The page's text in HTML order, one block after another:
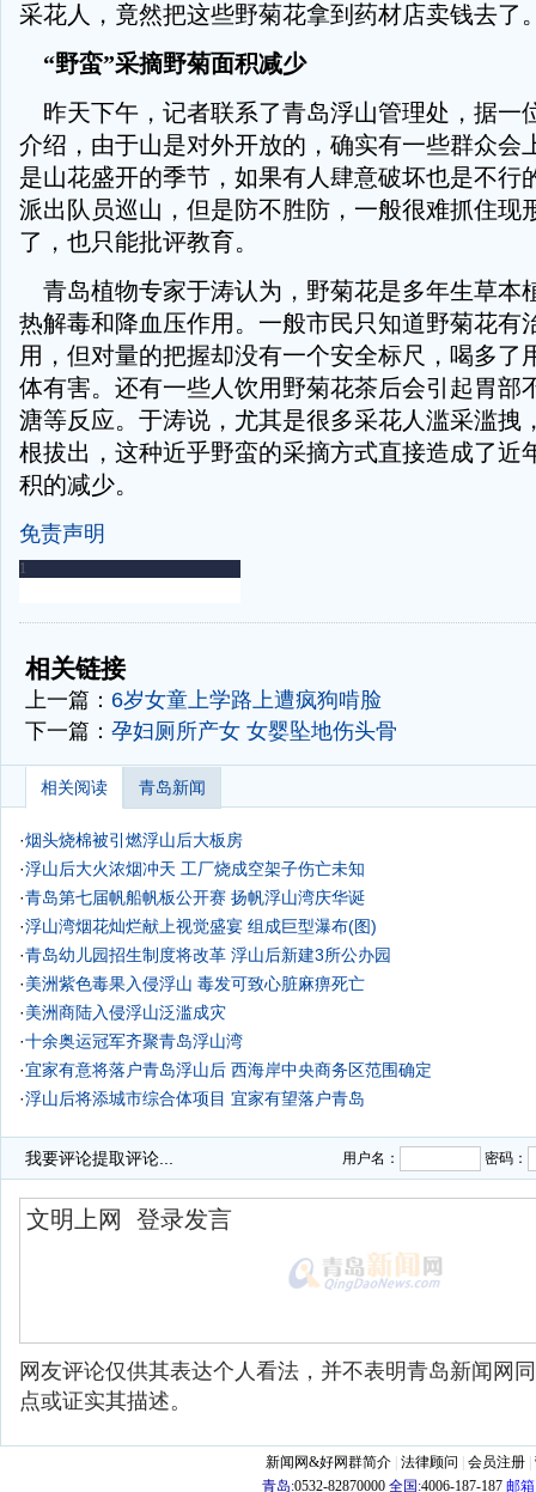
采花人，竟然把这些野菊花拿到药材店卖钱去了
“野蛮”采摘野菊面积减少
昨天下午，记者联系了青岛浮山管理处，据一
介绍，由于山是对外开放的，确实有一些群众会
是山花盛开的季节，如果有人肆意破坏也是不行
派出队员巡山，但是防不胜防，一般很难抓住现
了，也只能批评教育。
青岛植物专家于涛认为，野菊花是多年生草本
热解毒和降血压作用。一般市民只知道野菊花有
用，但对量的把握却没有一个安全标尺，喝多了
体有害。还有一些人饮用野菊花茶后会引起胃部
溏等反应。于涛说，尤其是很多采花人滥采滥拽
根拔出，这种近乎野蛮的采摘方式直接造成了近
积的减少。
免责声明
-
相关链接
上一篇： 6岁女童上学路上遭疯狗啃脸
下一篇： 孕妇厕所产女 女婴坠地伤头骨
相关阅读 青岛新闻
·烟头烧棉被引燃浮山后大板房
·浮山后大火浓烟冲天 工厂烧成空架子伤亡未知
·青岛第七届帆船帆板公开赛 扬帆浮山湾庆华诞
·浮山湾烟花灿烂献上视觉盛宴 组成巨型瀑布(图)
·青岛幼儿园招生制度将改革 浮山后新建3所公办园
·美洲紫色毒果入侵浮山 毒发可致心脏麻痹死亡
·美洲商陆入侵浮山泛滥成灾
·十余奥运冠军齐聚青岛浮山湾
·宜家有意将落户青岛浮山后 西海岸中央商务区范围确定
·浮山后将添城市综合体项目 宜家有望落户青岛
我要评论提取评论... 用户名： 密码：
网友评论仅供其表达个人看法，并不表明青岛新闻网
点或证实其描述。